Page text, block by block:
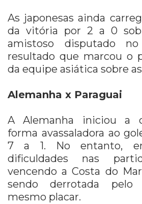
As japonesas ainda
da vitória por 2 a 0
amistoso disputado no
resultado que marcou o
da equipe asiática sobre
Alemanha x Paraguai
A Alemanha iniciou a
forma avassaladora ao
7 a 1. No entanto,
dificuldades nas
vencendo a Costa do
sendo derrotada pelo
mesmo placar.